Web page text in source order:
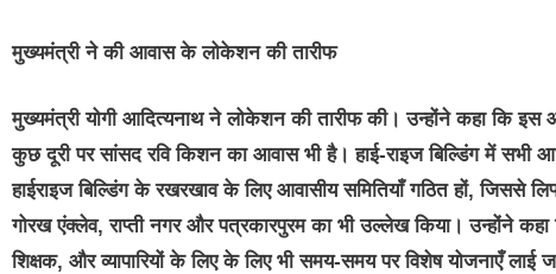
मुख्यमंत्री ने की आवास के लोकेशन की तारीफ
मुख्यमंत्री योगी आदित्यनाथ ने लोकेशन की तारीफ की। उन्होंने कहा कि
कुछ दूरी पर सांसद रवि किशन का आवास भी है। हाई-राइज बिल्डिंग में सभी
हाईराइज बिल्डिंग के रखरखाव के लिए आवासीय समितियाँ गठित हों, जिससे
गोरख एंक्लेव, राप्ती नगर और पत्रकारपुरम का भी उल्लेख किया। उन्होंने
शिक्षक, और व्यापारियों के लिए के लिए भी समय-समय पर विशेष योजनाएँ लाई